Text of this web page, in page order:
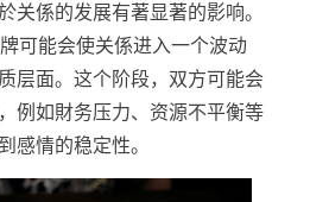
关係的发展有著显著的影响。
可能会使关係进入一个波动
层面。这个阶段，双方可能会
例如財务压力、资源不平衡等
感情的稳定性。